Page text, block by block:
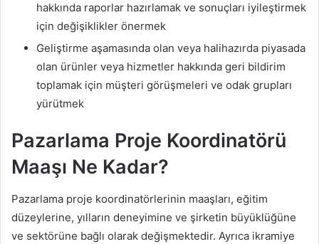
hakkında raporlar hazırlamak ve sonuçları iyileştirmek
için değişiklikler önermek
Geliştirme aşamasında olan veya halihazırda piyasada
olan ürünler veya hizmetler hakkında geri bildirim
toplamak için müşteri görüşmeleri ve odak grupları
yürütmek
Pazarlama Proje Koordinatörü
Maaşı Ne Kadar?
Pazarlama proje koordinatörlerinin maaşları, eğitim
düzeylerine, yılların deneyimine ve şirketin büyüklüğüne
ve sektörüne bağlı olarak değişmektedir. Ayrıca ikramiye